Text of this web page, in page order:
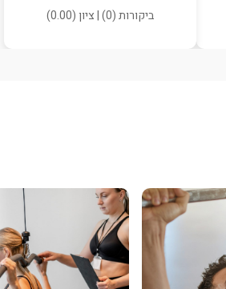
ביקורות (0) | ציון (0.00)